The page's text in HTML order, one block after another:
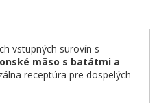
vstupných surovín s
mäso s batátmi a
receptúra pre dospelých